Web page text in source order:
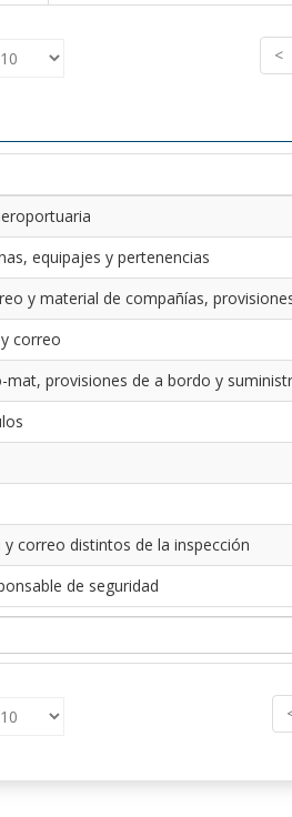
<
equipajes y pertenencias
y material de compañías,
correo
provisiones de a bordo y
correo distintos de la inspección
de seguridad